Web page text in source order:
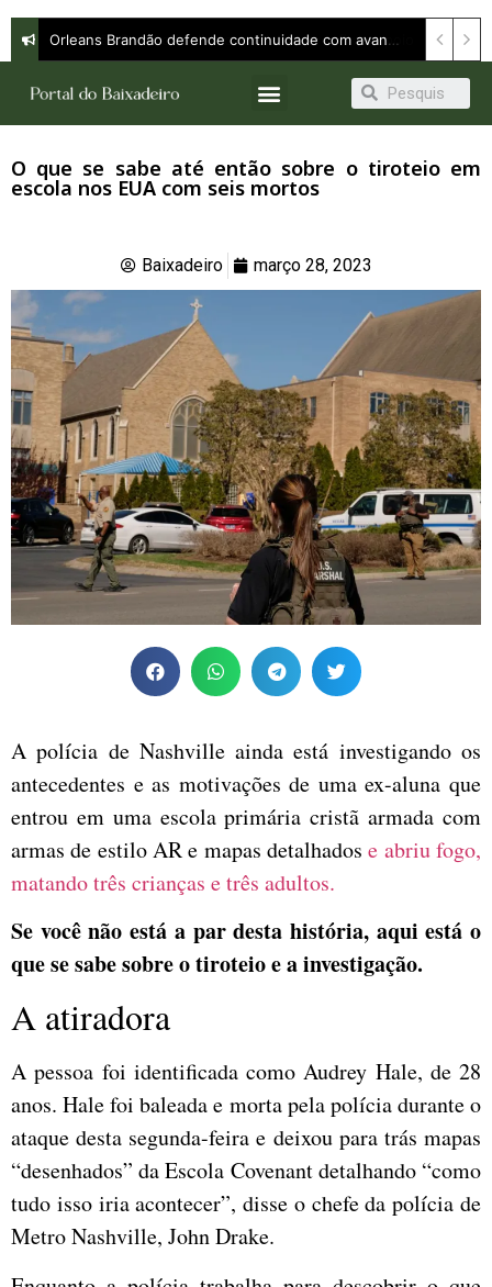
O que se sabe até então sobre o tiroteio em
escola nos EUA com seis mortos
Baixadeiro março 28, 2023
A polícia de Nashville ainda está investigando os
antecedentes e as motivações de uma ex-aluna que
entrou em uma escola primária cristã armada com
armas de estilo AR e mapas detalhados e abriu fogo,
matando três crianças e três adultos.
Se você não está a par desta história, aqui está o
que se sabe sobre o tiroteio e a investigação.
A atiradora
A pessoa foi identificada como Audrey Hale, de 28
anos. Hale foi baleada e morta pela polícia durante o
ataque desta segunda-feira e deixou para trás mapas
“desenhados” da Escola Covenant detalhando “como
tudo isso iria acontecer”, disse o chefe da polícia de
Metro Nashville, John Drake.